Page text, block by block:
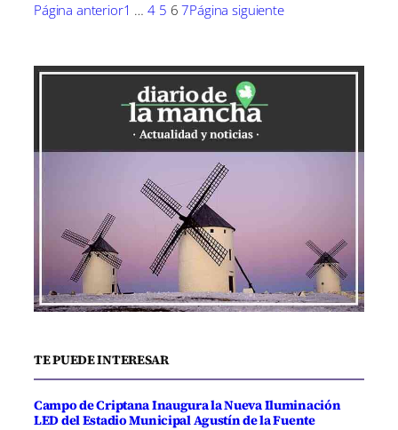
Página anterior1 … 4 5 6 7Página siguiente
TE PUEDE INTERESAR
Campo de Criptana Inaugura la Nueva Iluminación
LED del Estadio Municipal Agustín de la Fuente